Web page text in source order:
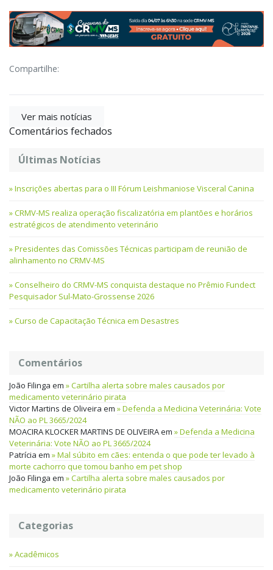
Compartilhe:
Ver mais notícias
Comentários fechados
Últimas Notícias
Inscrições abertas para o III Fórum Leishmaniose Visceral Canina
CRMV-MS realiza operação fiscalizatória em plantões e horários
estratégicos de atendimento veterinário
Presidentes das Comissões Técnicas participam de reunião de
alinhamento no CRMV-MS
Conselheiro do CRMV-MS conquista destaque no Prêmio Fundect
Pesquisador Sul-Mato-Grossense 2026
Curso de Capacitação Técnica em Desastres
Comentários
João Filinga em
Cartilha alerta sobre males causados por
medicamento veterinário pirata
Victor Martins de Oliveira em
Defenda a Medicina Veterinária: Vote
NÃO ao PL 3665/2024
MOACIRA KLOCKER MARTINS DE OLIVEIRAem
Defenda a Medicina
Veterinária: Vote NÃO ao PL 3665/2024
Patrícia em
Mal súbito em cães: entenda o que pode ter levado à
morte cachorro que tomou banho em pet shop
João Filinga em
Cartilha alerta sobre males causados por
medicamento veterinário pirata
Categorias
Acadêmicos